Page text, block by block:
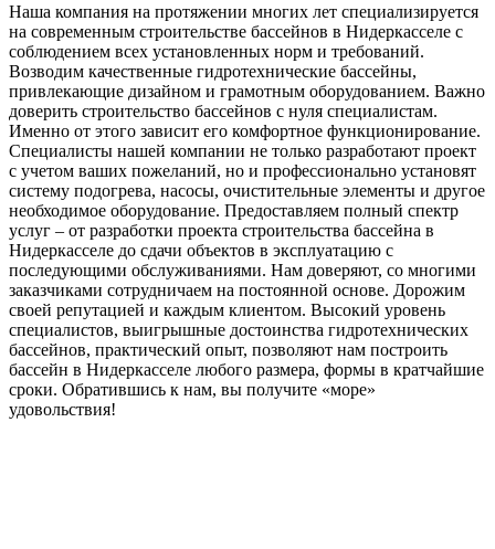
Наша компания на протяжении многих лет специализируется
на современным строительстве бассейнов в Нидеркасселе с
соблюдением всех установленных норм и требований.
Возводим качественные гидротехнические бассейны,
привлекающие дизайном и грамотным оборудованием. Важно
доверить строительство бассейнов с нуля специалистам.
Именно от этого зависит его комфортное функционирование.
Специалисты нашей компании не только разработают проект
с учетом ваших пожеланий, но и профессионально установят
систему подогрева, насосы, очистительные элементы и другое
необходимое оборудование. Предоставляем полный спектр
услуг – от разработки проекта строительства бассейна в
Нидеркасселе до сдачи объектов в эксплуатацию с
последующими обслуживаниями. Нам доверяют, со многими
заказчиками сотрудничаем на постоянной основе. Дорожим
своей репутацией и каждым клиентом. Высокий уровень
специалистов, выигрышные достоинства гидротехнических
бассейнов, практический опыт, позволяют нам построить
бассейн в Нидеркасселе любого размера, формы в кратчайшие
сроки. Обратившись к нам, вы получите «море»
удовольствия!